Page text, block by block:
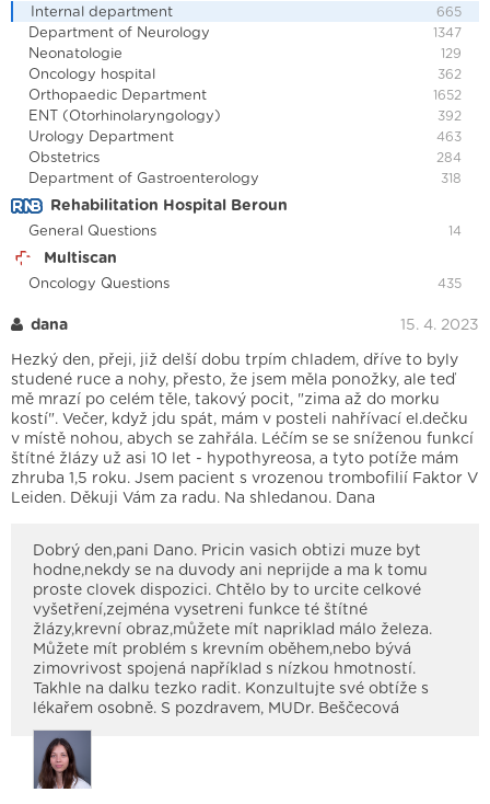
Internal department 665
Department of Neurology 1347
Neonatologie 129
Oncology hospital 362
Orthopaedic Department 1652
ENT (Otorhinolaryngology) 392
Urology Department 463
Obstetrics 284
Department of Gastroenterology 318
Rehabilitation Hospital Beroun
General Questions 14
Multiscan
Oncology Questions 435
dana 15. 4. 2023
Hezký den, přeji, již delší dobu trpím chladem, dříve to byly
studené ruce a nohy, přesto, že jsem měla ponožky, ale teď
mě mrazí po celém těle, takový pocit, "zima až do morku
kostí". Večer, když jdu spát, mám v posteli nahřívací el.dečku
v místě nohou, abych se zahřála. Léčím se se sníženou funkcí
štítné žlázy už asi 10 let - hypothyreosa, a tyto potíže mám
zhruba 1,5 roku. Jsem pacient s vrozenou trombofilií Faktor V
Leiden. Děkuji Vám za radu. Na shledanou. Dana
Dobrý den,pani Dano. Pricin vasich obtizi muze byt
hodne,nekdy se na duvody ani neprijde a ma k tomu
proste clovek dispozici. Chtělo by to urcite celkové
vyšetření,zejména vysetreni funkce té štítné
žlázy,krevní obraz,můžete mít napriklad málo železa.
Můžete mít problém s krevním oběhem,nebo bývá
zimovrivost spojená například s nízkou hmotností.
Takhle na dalku tezko radit. Konzultujte své obtíže s
lékařem osobně. S pozdravem, MUDr. Beščecová